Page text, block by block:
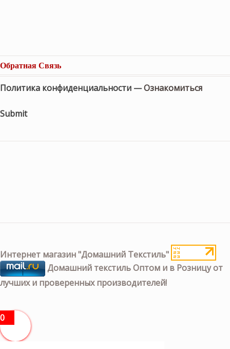
Обратная Связь
Политика конфиденциальности —Ознакомиться
Submit
Интернет магазин "Домашний Текстиль"
Домашний текстиль Оптом и в Розницу от
лучших и проверенных производителей!
0